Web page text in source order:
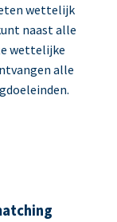
wettelijk
naast alle
wettelijke
alle